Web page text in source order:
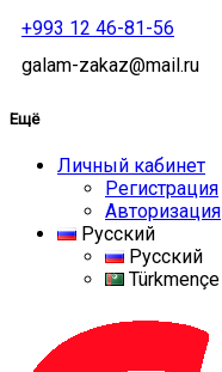
+993 12 46-81-56
galam-zakaz@mail.ru
Ещё
Личный кабинет
Регистрация
Авторизация
Русский
Русский
Türkmençe